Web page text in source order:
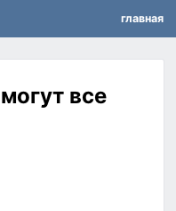
главная
все